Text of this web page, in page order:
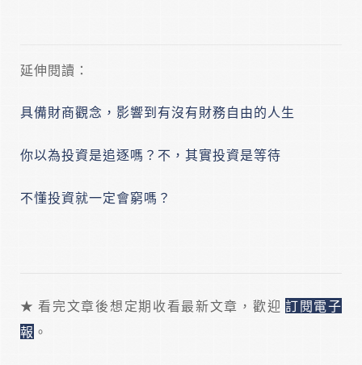
延伸閱讀：
具備財商觀念，影響到有沒有財務自由的人生
你以為投資是追逐嗎？不，其實投資是等待
不懂投資就一定會窮嗎？
★ 看完文章後想定期收看最新文章，歡迎 訂閱電子
報 。